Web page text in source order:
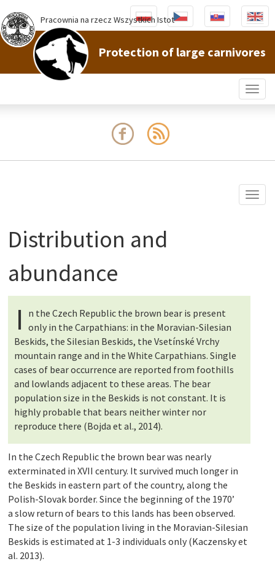
Pracownia na rzecz Wszystkich Istot
Protection of large carnivores
Distribution and
abundance
I
n the Czech Republic the brown bear is present
only in the Carpathians: in the Moravian-Silesian
Beskids, the Silesian Beskids, the Vsetínské Vrchy
mountain range and in the White Carpathians. Single
cases of bear occurrence are reported from foothills
and lowlands adjacent to these areas. The bear
population size in the Beskids is not constant. It is
highly probable that bears neither winter nor
reproduce there (Bojda et al., 2014).
In the Czech Republic the brown bear was nearly
exterminated in XVII century. It survived much longer in
the Beskids in eastern part of the country, along the
Polish-Slovak border. Since the beginning of the 1970’
a slow return of bears to this lands has been observed.
The size of the population living in the Moravian-Silesian
Beskids is estimated at 1-3 individuals only (Kaczensky et
al. 2013).